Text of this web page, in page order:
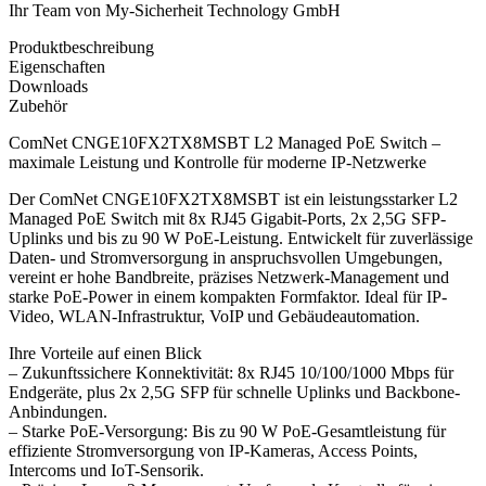
Ihr Team von My-Sicherheit Technology GmbH
Produktbeschreibung
Eigenschaften
Downloads
Zubehör
ComNet CNGE10FX2TX8MSBT L2 Managed PoE Switch –
maximale Leistung und Kontrolle für moderne IP-Netzwerke
Der ComNet CNGE10FX2TX8MSBT ist ein leistungsstarker L2
Managed PoE Switch mit 8x RJ45 Gigabit-Ports, 2x 2,5G SFP-
Uplinks und bis zu 90 W PoE-Leistung. Entwickelt für zuverlässige
Daten- und Stromversorgung in anspruchsvollen Umgebungen,
vereint er hohe Bandbreite, präzises Netzwerk-Management und
starke PoE-Power in einem kompakten Formfaktor. Ideal für IP-
Video, WLAN-Infrastruktur, VoIP und Gebäudeautomation.
Ihre Vorteile auf einen Blick
– Zukunftssichere Konnektivität: 8x RJ45 10/100/1000 Mbps für
Endgeräte, plus 2x 2,5G SFP für schnelle Uplinks und Backbone-
Anbindungen.
– Starke PoE-Versorgung: Bis zu 90 W PoE-Gesamtleistung für
effiziente Stromversorgung von IP-Kameras, Access Points,
Intercoms und IoT-Sensorik.